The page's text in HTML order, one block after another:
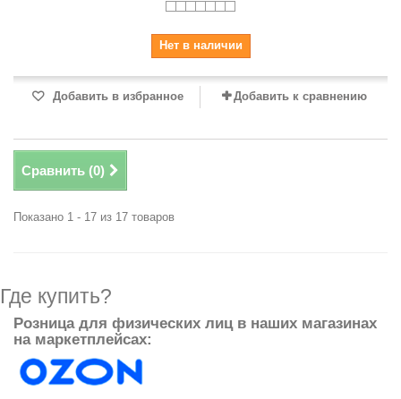
Нет в наличии
Добавить в избранное Добавить к сравнению
Сравнить (0)
Показано 1 - 17 из 17 товаров
Где купить?
Розница для физических лиц в наших магазинах
на маркетплейсах: